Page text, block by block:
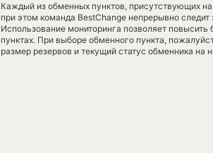
Каждый из обменных пунктов, присутствующих
при этом команда BestChange непрерывно
Использование мониторинга позволяет
пунктах. При выборе обменного пункта,
размер резервов и текущий статус обменника на